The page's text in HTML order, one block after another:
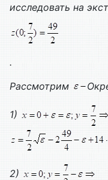
исследовать на
.
Рассмотрим
1)
2)